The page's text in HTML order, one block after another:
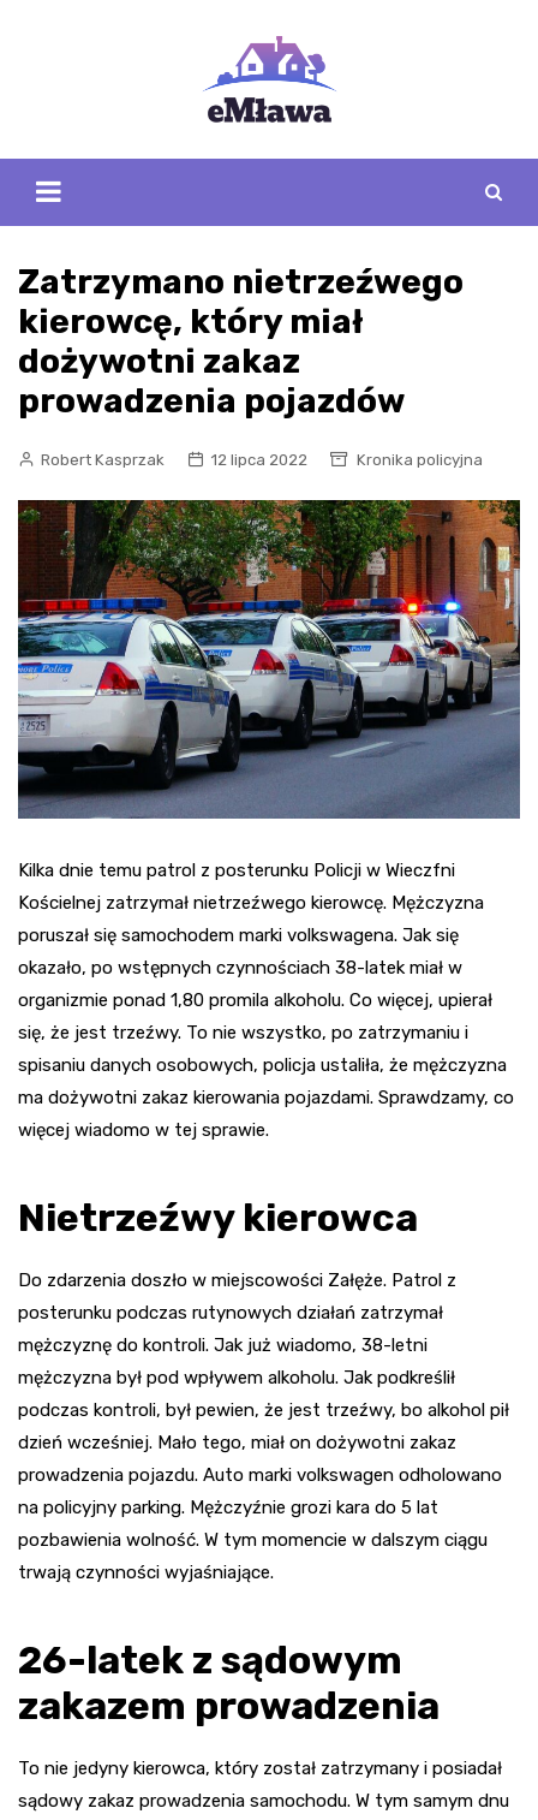
Zatrzymano nietrzeźwego
kierowcę, który miał
dożywotni zakaz
prowadzenia pojazdów
Robert Kasprzak 12 lipca 2022 Kronika policyjna
Kilka dnie temu patrol z posterunku Policji w Wieczfni
Kościelnej zatrzymał nietrzeźwego kierowcę. Mężczyzna
poruszał się samochodem marki volkswagena. Jak się
okazało, po wstępnych czynnościach 38-latek miał w
organizmie ponad 1,80 promila alkoholu. Co więcej, upierał
się, że jest trzeźwy. To nie wszystko, po zatrzymaniu i
spisaniu danych osobowych, policja ustaliła, że mężczyzna
ma dożywotni zakaz kierowania pojazdami. Sprawdzamy, co
więcej wiadomo w tej sprawie.
Nietrzeźwy kierowca
Do zdarzenia doszło w miejscowości Załęże. Patrol z
posterunku podczas rutynowych działań zatrzymał
mężczyznę do kontroli. Jak już wiadomo, 38-letni
mężczyzna był pod wpływem alkoholu. Jak podkreślił
podczas kontroli, był pewien, że jest trzeźwy, bo alkohol pił
dzień wcześniej. Mało tego, miał on dożywotni zakaz
prowadzenia pojazdu. Auto marki volkswagen odholowano
na policyjny parking. Mężczyźnie grozi kara do 5 lat
pozbawienia wolność. W tym momencie w dalszym ciągu
trwają czynności wyjaśniające.
26-latek z sądowym
zakazem prowadzenia
To nie jedyny kierowca, który został zatrzymany i posiadał
sądowy zakaz prowadzenia samochodu. W tym samym dnu